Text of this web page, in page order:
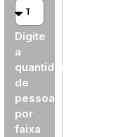
Digite
a
quantidade
de
pessoas
por
faixa